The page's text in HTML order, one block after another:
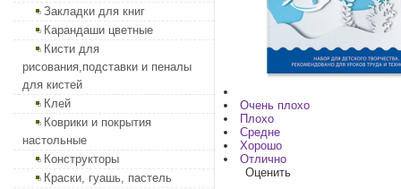
Закладки для книг
Карандаши цветные
Кисти для
рисования,подставки и пеналы
для кистей
Клей
Коврики и покрытия
настольные
Конструкторы
Краски, гуашь, пастель
Очень плохо
Плохо
Средне
Хорошо
Отлично
Оценить